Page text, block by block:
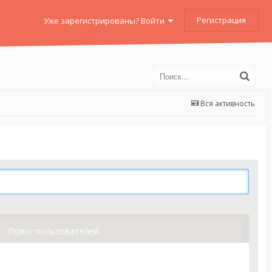
Уже зарегистрированы? Войти Регистрация
Вся активность
Поиск пользователей